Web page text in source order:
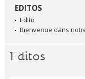
NAVIGATION
EDITOS
Edito
Bienvenue dans
Editos